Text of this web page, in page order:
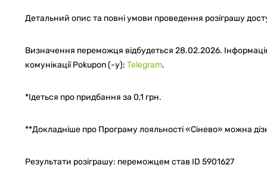
Детальний опис та повні умови проведення розіграшу
Визначення переможця відбудеться 28.02.2026.
комунікації Pokupon (-у): Telegram.
*Ідеться про придбання за 0,1 грн.
**Докладніше про Програму лояльності «Сінево» можна
Результати розіграшу: переможцем став ID 5901627